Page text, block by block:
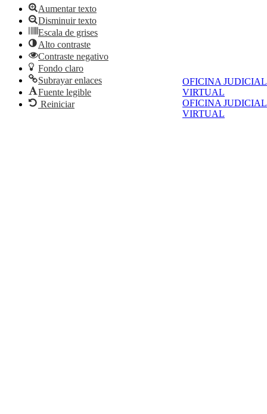
OFICINA JUDICIAL
VIRTUAL
OFICINA JUDICIAL
VIRTUAL
Aumentar texto
Disminuir texto
Escala de grises
Alto contraste
Contraste negativo
Fondo claro
Subrayar enlaces
Fuente legible
Reiniciar